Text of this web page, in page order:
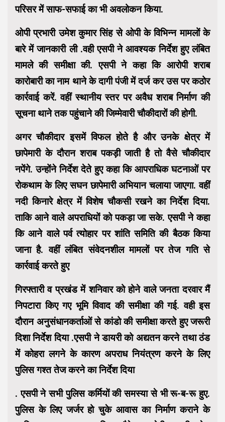
परिसर में साफ-सफाई का भी अवलोकन किया.
ओपी प्रभारी उमेश कुमार सिंह से ओपी के विभिन्न मामलों के
बारे में जानकारी ली .वही एसपी ने आवश्यक निर्देश हुए लंबित
मामले की समीक्षा की. एसपी ने कहा कि आरोपी शराब
कारोबारी का नाम थाने के दागी पंजी में दर्ज कर उस पर कठोर
कार्रवाई करें. वहीं स्थानीय स्तर पर अवैध शराब निर्माण की
सूचना थाने तक पहुंचाने की जिम्मेवारी चौकीदारों की होगी.
अगर चौकीदार इसमें विफल होते है और उनके क्षेत्र में
छापेमारी के दौरान शराब पकड़ी जाती है तो वैसे चौकीदार
नपेंगे. उन्होंने निर्देश देते हुए कहा कि आपराधिक घटनाओं पर
रोकथाम के लिए सघन छापेमारी अभियान चलाया जाएगा. वहीं
नदी किनारे क्षेत्र में विशेष चौकसी रखने का निर्देश दिया.
ताकि आने वाले अपराधियों को पकड़ा जा सके. एसपी ने कहा
कि आने वाले पर्व त्योहार पर शांति समिति की बैठक किया
जाना है. वहीं लंबित संवेदनशील मामलों पर तेज गति से
कार्रवाई करते हुए
गिरफ्तारी व प्रखंड में शनिवार को होने वाले जनता दरवार मैं
निपटारा किए गए भूमि विवाद की समीक्षा की गई. वही इस
दौरान अनुसंधानकर्ताओं से कांडो की समीक्षा करते हुए जरूरी
दिशा निर्देश दिया .एसपी ने डायरी को अद्यतन करने तथा ठंड
में कोहरा लगने के कारण अपराध नियंत्रण करने के लिए
पुलिस गश्त तेज करने का निर्देश दिया
. एसपी ने सभी पुलिस कर्मियों की समस्या से भी रू-ब-रू हुए.
पुलिस के लिए जर्जर हो चुके आवास का निर्माण कराने के